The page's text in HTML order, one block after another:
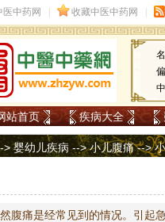
站首页 疾病大全
>婴幼儿疾病-->小儿腹痛-->
腹痛是经常见到的情况。引起